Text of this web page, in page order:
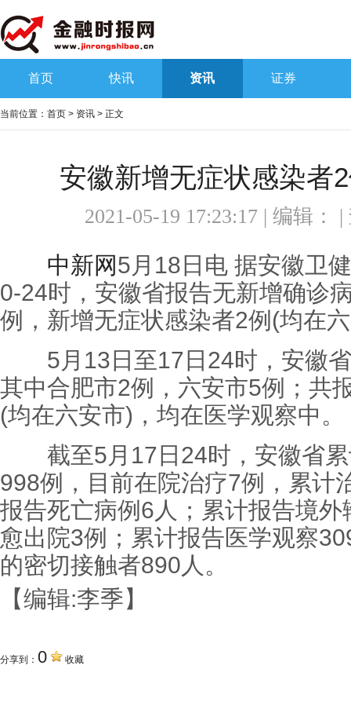
首页 快讯 资讯 证券
当前位置： 首页 > 资讯 > 正文
安徽新增无症状感染者
2021-05-19 17:23:17 | 编辑：
中新网5月18日电 据安徽卫
0-24时，安徽省报告无新增确诊
例，新增无症状感染者2例(均在
5月13日至17日24时，安徽省
其中合肥市2例，六安市5例；共
(均在六安市)，均在医学观察中。
截至5月17日24时，安徽省累
998例，目前在院治疗7例，累计
报告死亡病例6人；累计报告境
愈出院3例；累计报告医学观察
的密切接触者890人。
【编辑:李季】
分享到： 0 收藏